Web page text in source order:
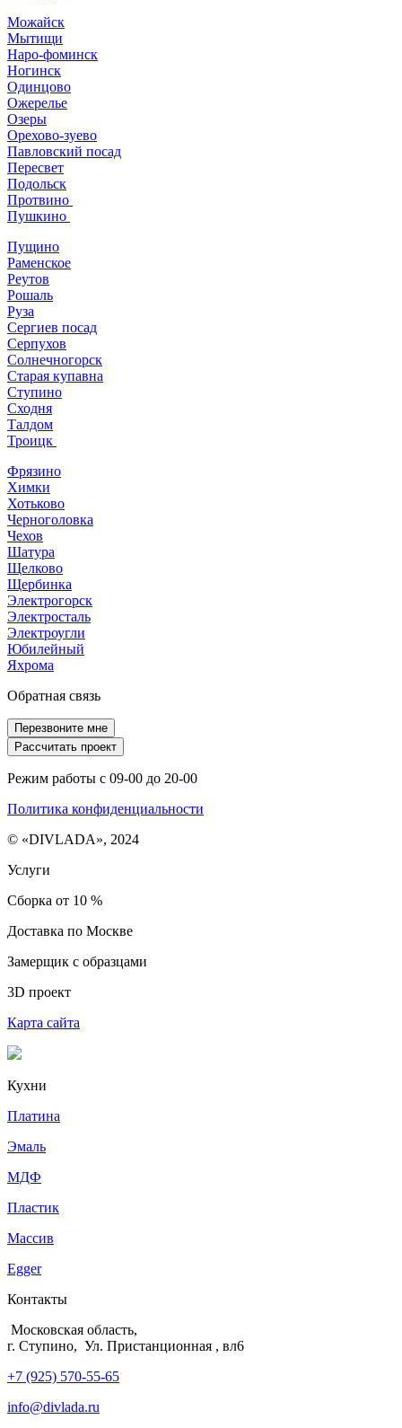
Можайск
Мытищи
Наро-фоминск
Ногинск
Одинцово
Ожерелье
Озеры
Орехово-зуево
Павловский посад
Пересвет
Подольск
Протвино
Пушкино
Пущино
Раменское
Реутов
Рошаль
Руза
Сергиев посад
Серпухов
Солнечногорск
Старая купавна
Ступино
Сходня
Талдом
Троицк
Фрязино
Химки
Хотьково
Черноголовка
Чехов
Шатура
Щелково
Щербинка
Электрогорск
Электросталь
Электроугли
Юбилейный
Яхрома
Обратная связь
Перезвоните мне
Рассчитать проект
Режим работы с 09-00 до 20-00
Политика конфиденциальности
© «DIVLADA», 2024
Услуги
Сборка от 10 %
Доставка по Москве
Замерщик с образцами
3D проект
Карта сайта
Кухни
Платина
Эмаль
МДФ
Пластик
Массив
Egger
Контакты
Московская область,
г. Ступино, Ул. Пристанционная , вл6
+7 (925) 570-55-65
info@divlada.ru